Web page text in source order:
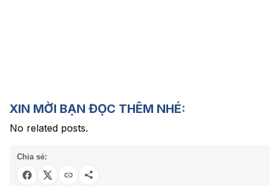
XIN MỜI BẠN ĐỌC THÊM NHÉ:
No related posts.
Chia sẻ: